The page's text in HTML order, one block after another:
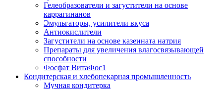
Гелеобразователи и загустители на основе
каррагинанов
Эмульгаторы, усилители вкуса
Антиокислители
Загустители на основе казеината натрия
Препараты для увеличения влагосвязывающей
способности
Фосфат ВитаФос1
Кондитерская и хлебопекарная промышленность
Мучная кондитерка